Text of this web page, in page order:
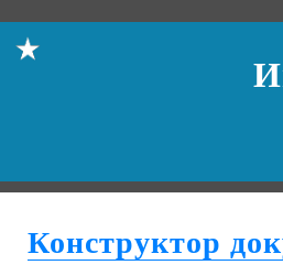
Конструктор